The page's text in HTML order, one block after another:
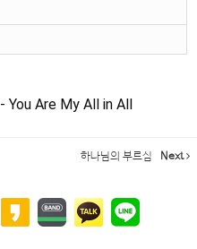
Are My All in All
하나님의 부르심 Next